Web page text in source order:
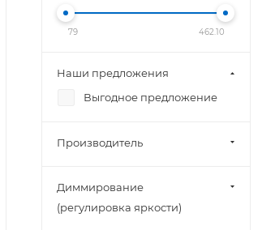
79 462.10
Наши предложения
Выгодное предложение
Производитель
Диммирование
(регулировка яркости)